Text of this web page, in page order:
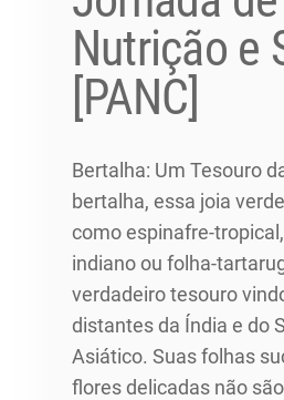
Nutrição e
[PANC]
Bertalha: Um Tesouro
bertalha, essa joia
como espinafre-
indiano ou folha-
verdadeiro tesouro
distantes da Índia e do
Asiático. Suas folhas
flores delicadas não